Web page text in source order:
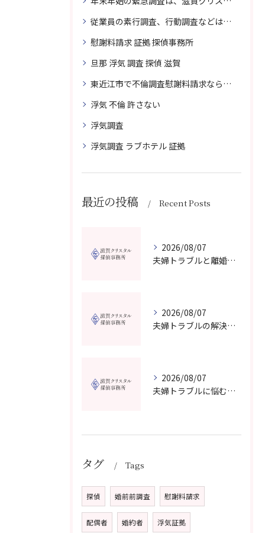
従業員の素行調査、行動調査などは、滋賀クリスタル探偵事務所へまずは、ご相談
慰謝料請求 証拠 探偵事務所
旦那 浮気 調査 探偵 滋賀
東近江市で不倫調査慰謝料請求なら滋賀クリスタル探偵事務所へご相談
浮気 不倫 許さない
浮気調査
浮気調査 ラブホテル 証拠
最近の投稿 Recent Posts
2026/08/07
夫婦トラブルと離婚相談を滋賀県野洲市で費用や無料窓口の選び方まで詳しく解説
2026/08/07
夫婦トラブルの解決に役立つカウンセリングと滋賀県近江八幡市で相談先を選ぶコツ
2026/08/07
夫婦トラブルに悩む方へ長浜市で安心して相談できる窓口紹介
タグ Tags
探偵 婚前前調査 慰謝料請求
配偶者 婚約者 浮気証拠